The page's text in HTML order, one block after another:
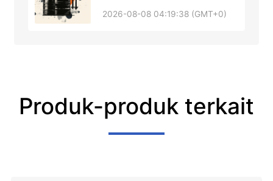
berlanjut – RTRS, ABC
2026-08-08 04:19:38 (GMT+0)
Produk-produk terkait